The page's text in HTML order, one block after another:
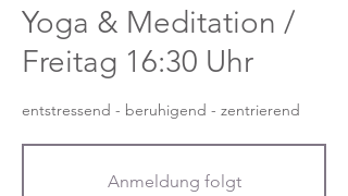
Yoga & Meditation /
Freitag 16:30 Uhr
entstressend - beruhigend - zentrierend
Anmeldung folgt